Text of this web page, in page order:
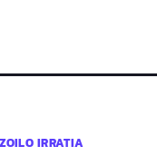
IRRATIA